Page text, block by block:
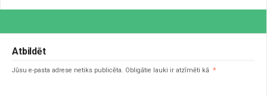
Atbildēt
Jūsu e-pasta adrese netiks publicēta. Obligātie lauki ir atzīmēti kā *